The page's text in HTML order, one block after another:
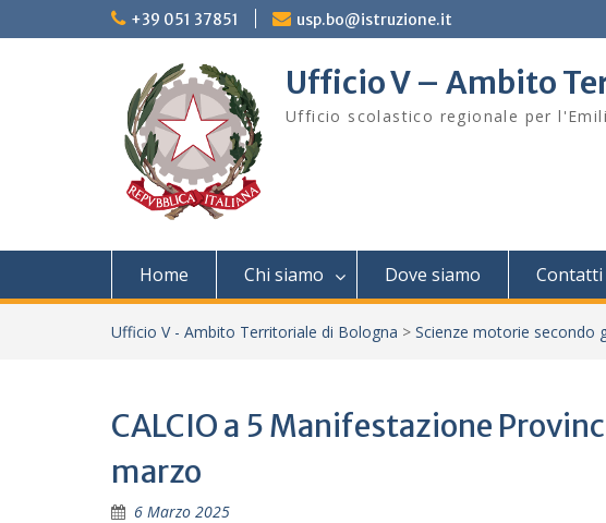
to
+39 051 37851 usp.bo@istruzione.it
Ufficio V – Ambito
Ufficio scolastico regionale per
Home Chi siamo Dove siamo Contatti
Ufficio V - Ambito Territoriale di Bologna > Scienze motorie secondo
CALCIO a 5 Manifestazione
marzo
6 Marzo 2025